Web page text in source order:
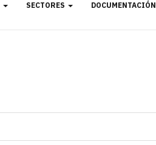
SECTORES DOCUMENTACIÓN